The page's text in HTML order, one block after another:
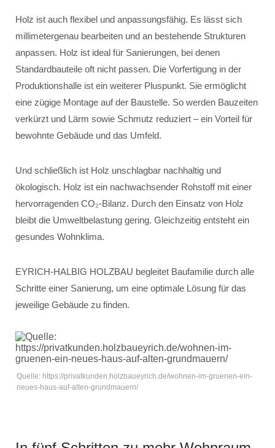
Holz ist auch flexibel und anpassungsfähig. Es lässt sich
millimetergenau bearbeiten und an bestehende Strukturen
anpassen. Holz ist ideal für Sanierungen, bei denen
Standardbauteile oft nicht passen. Die Vorfertigung in der
Produktionshalle ist ein weiterer Pluspunkt. Sie ermöglicht
eine zügige Montage auf der Baustelle. So werden Bauzeiten
verkürzt und Lärm sowie Schmutz reduziert – ein Vorteil für
bewohnte Gebäude und das Umfeld.
Und schließlich ist Holz unschlagbar nachhaltig und
ökologisch. Holz ist ein nachwachsender Rohstoff mit einer
hervorragenden CO₂-Bilanz. Durch den Einsatz von Holz
bleibt die Umweltbelastung gering. Gleichzeitig entsteht ein
gesundes Wohnklima.
EYRICH-HALBIG HOLZBAU begleitet Baufamilie durch alle
Schritte einer Sanierung, um eine optimale Lösung für das
jeweilige Gebäude zu finden.
Quelle: https://privatkunden.holzbaueyrich.de/wohnen-im-gruenen-ein-
neues-haus-auf-alten-grundmauern/